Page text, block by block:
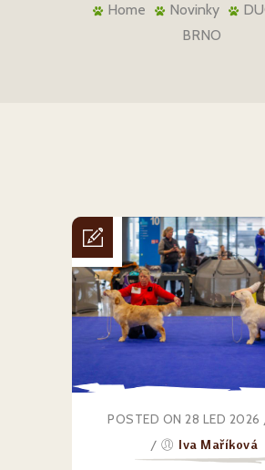
Home Novinky
BRNO
POSTED ON 28 LED 2026
/
Iva Maříková